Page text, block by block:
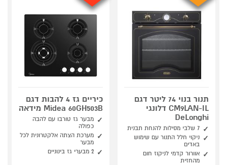
תנור בנוי 74 ליטר דגם
CM9LAN-IL דלונגי
DeLonghi
7 שלבי מסילות להנחת תבנית
ניקוי חלל התנור עם שימוש
באדים
אוורור קדמי לניקוז חום
מהחזית
כיריים גז 4 להבות דגם
Midea 60GH503B מידאה
מבער גז טורבו עם להבה
כפולה
מערכת הצתה אלקטרונית לכל
מבער
2 מבערי גז בינוניים